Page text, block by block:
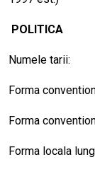
POLITICA
Numele tarii:
Forma
Forma
Forma locala